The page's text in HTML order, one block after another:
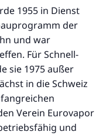
1955 in Dienst
der
und war
Für Schnell-
sie 1975 außer
in die Schweiz
Verein Eurovapor
und